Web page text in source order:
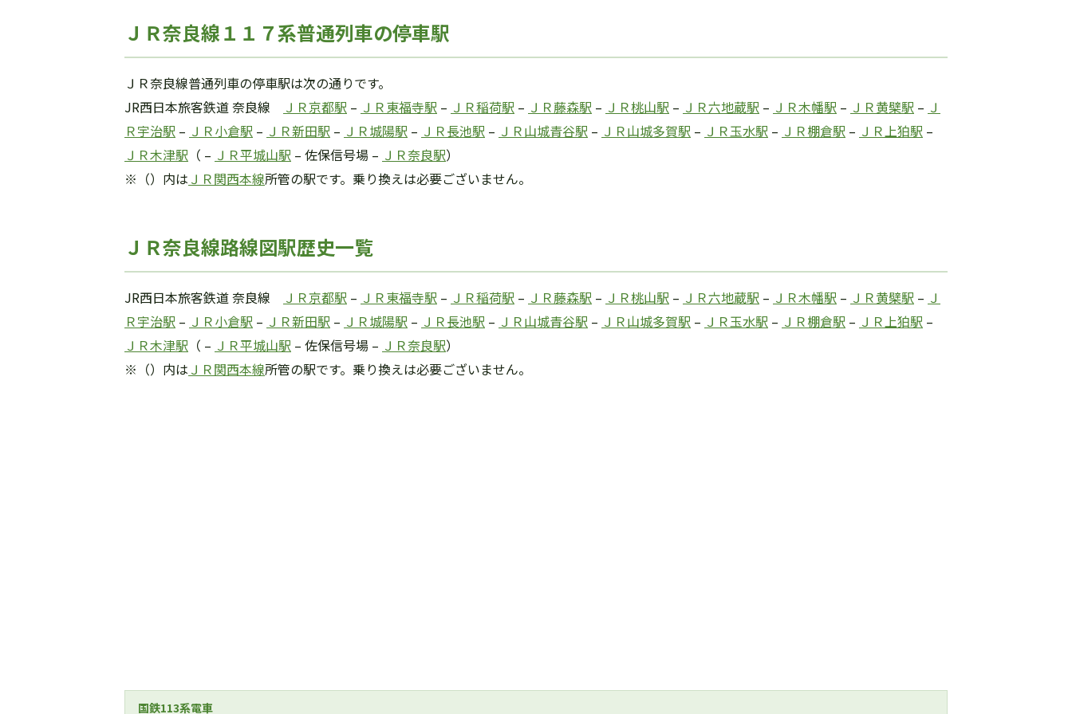
ＪＲ奈良線１１７系普通列車の停車駅
ＪＲ奈良線普通列車の停車駅は次の通りです。
JR西日本旅客鉄道 奈良線
ＪＲ京都駅 – ＪＲ東福寺駅 – ＪＲ稲荷駅 – ＪＲ藤森駅 – ＪＲ桃山駅 – ＪＲ六地蔵駅 – ＪＲ木幡駅 – ＪＲ黄檗駅 – Ｊ
Ｒ宇治駅 – ＪＲ小倉駅 – ＪＲ新田駅 – ＪＲ城陽駅 – ＪＲ長池駅 – ＪＲ山城青谷駅 – ＪＲ山城多賀駅 – ＪＲ玉水駅 – ＪＲ棚倉駅 – ＪＲ上狛駅 –
ＪＲ木津駅 （ – ＪＲ平城山駅 – 佐保信号場 – ＪＲ奈良駅）
※（）内は ＪＲ関西本線所管の駅です。乗り換えは必要ございません。
ＪＲ奈良線路線図駅歴史一覧
JR西日本旅客鉄道 奈良線 ＪＲ京都駅 – ＪＲ東福寺駅 – ＪＲ稲荷駅 – ＪＲ藤森駅 – ＪＲ桃山駅 – ＪＲ六地蔵駅 – ＪＲ木幡駅 – ＪＲ黄檗駅 – Ｊ
Ｒ宇治駅 – ＪＲ小倉駅 – ＪＲ新田駅 – ＪＲ城陽駅 – ＪＲ長池駅 – ＪＲ山城青谷駅 – ＪＲ山城多賀駅 – ＪＲ玉水駅 – ＪＲ棚倉駅 – ＪＲ上狛駅 –
ＪＲ木津駅 （ – ＪＲ平城山駅 – 佐保信号場 – ＪＲ奈良駅）
※（）内は ＪＲ関西本線所管の駅です。乗り換えは必要ございません。
国鉄113系電車